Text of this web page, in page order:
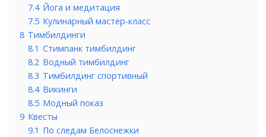
7.4 Йога и медитация
7.5 Кулинарный мастер-класс
8 Тимбилдинги
8.1 Стимпанк тимбилдинг
8.2 Водный тимбилдинг
8.3 Тимбилдинг спортивный
8.4 Викинги
8.5 Модный показ
9 Квесты
9.1 По следам Белоснежки